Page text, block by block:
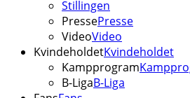
Stillingen
PressePresse
VideoVideo
KvindeholdetKvindeholdet
Kampprogram
B-LigaB-Liga